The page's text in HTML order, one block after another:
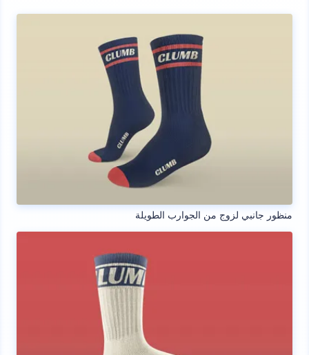
منظور جانبي لزوج من الجوارب الطويلة